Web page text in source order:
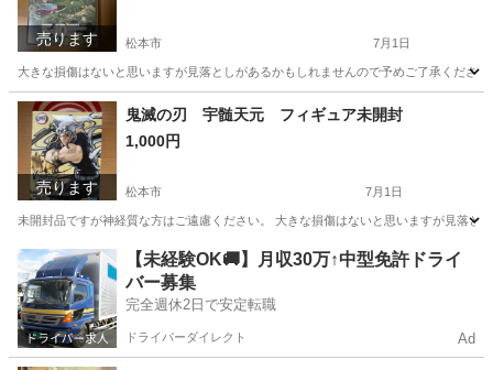
売ります 松本市 7月1日
大きな損傷はないと思いますが見落としがあるかもしれませんので予めご了承くださ
長野 松本市 DVD/ブルーレイ 喫煙者
売ります
鬼滅の刃 宇髄天元 フィギュア未開封
1,000円
松本市 7月1日
未開封品ですが神経質な方はご遠慮ください。 大きな損傷はないと思いますが見落
長野 松本市 フィギュア 鬼滅の刃
【未経験OK🚚】月収30万↑中型免許ドライ
バー募集
完全週休2日で安定転職
ドライバーダイレクト Ad